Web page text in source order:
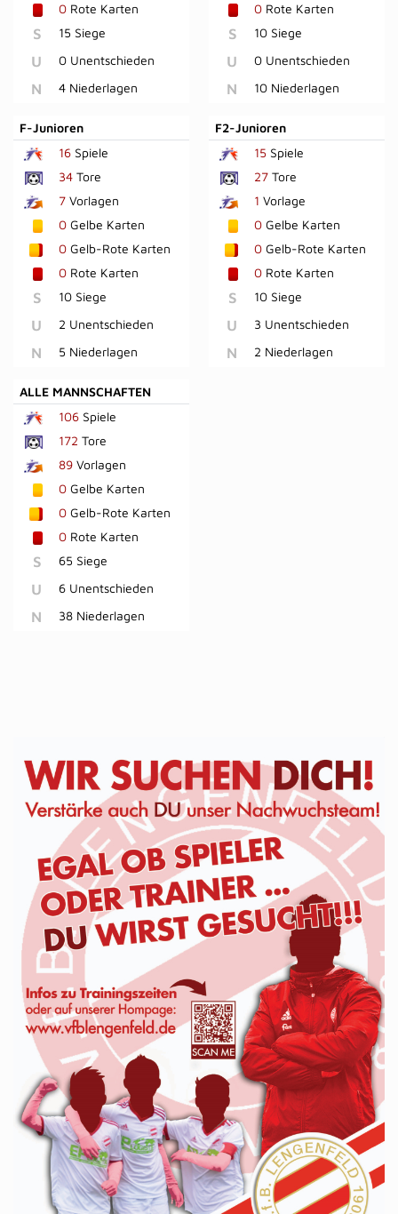
0 Rote Karten
S 15 Siege
U 0 Unentschieden
N 4 Niederlagen
0Rote Karten
S 10 Siege
U 0 Unentschieden
N 10 Niederlagen
F-Junioren
16 Spiele
34 Tore
7 Vorlagen
0 Gelbe Karten
0 Gelb-Rote Karten
0 Rote Karten
S 10 Siege
U 2 Unentschieden
N 5 Niederlagen
F2-Junioren
15 Spiele
27Tore
1 Vorlage
0Gelbe Karten
0Gelb-Rote Karten
0Rote Karten
S 10 Siege
U 3 Unentschieden
N 2 Niederlagen
ALLE MANNSCHAFTEN
106 Spiele
172 Tore
89 Vorlagen
0 Gelbe Karten
0 Gelb-Rote Karten
0 Rote Karten
S 65 Siege
U 6 Unentschieden
N 38 Niederlagen